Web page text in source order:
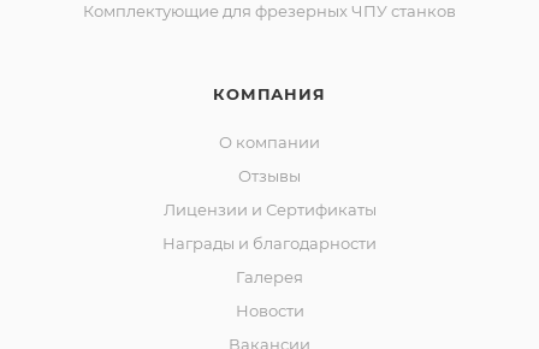
Комплектующие для фрезерных ЧПУ станков
КОМПАНИЯ
О компании
Отзывы
Лицензии и Сертификаты
Награды и благодарности
Галерея
Новости
Вакансии